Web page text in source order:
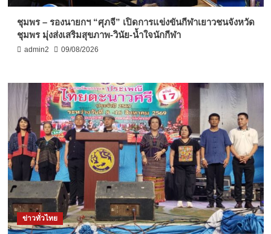
ชุมพร – รองนายกฯ “ศุภจี” เปิดการแข่งขันกีฬาเยาวชนจังหวัด
ชุมพร มุ่งส่งเสริมสุขภาพ-วินัย-น้ำใจนักกีฬา
admin2 09/08/2026
ข่าวทั่วไทย